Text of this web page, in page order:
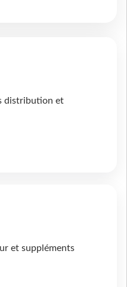
distribution et
et suppléments